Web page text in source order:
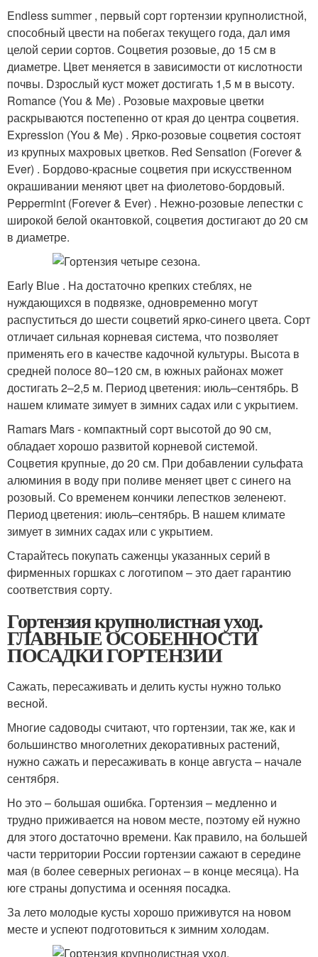
Endless summer , первый сорт гортензии крупнолистной,
способный цвести на побегах текущего года, дал имя
целой серии сортов. Cоцветия розовые, до 15 см в
диаметре. Цвет меняется в зависимости от кислотности
почвы. Dзрослый куст может достигать 1,5 м в высоту.
Romance (You & Me) . Розовые махровые цветки
раскрываются постепенно от края до центра соцветия.
Expression (You & Me) . Ярко-розовые соцветия состоят
из крупных махровых цветков. Red Sensation (Forever &
Ever) . Бордово-красные соцветия при искусственном
окрашивании меняют цвет на фиолетово-бордовый.
Peppermint (Forever & Ever) . Нежно-розовые лепестки с
широкой белой окантовкой, соцветия достигают до 20 см
в диаметре.
Early Blue . На достаточно крепких стеблях, не
нуждающихся в подвязке, одновременно могут
распуститься до шести соцветий ярко-синего цвета. Сорт
отличает сильная корневая система, что позволяет
применять его в качестве кадочной культуры. Высота в
средней полосе 80–120 см, в южных районах может
достигать 2–2,5 м. Период цветения: июль–сентябрь. В
нашем климате зимует в зимних садах или с укрытием.
Ramars Mars - компактный сорт высотой до 90 см,
обладает хорошо развитой корневой системой.
Соцветия крупные, до 20 см. При добавлении сульфата
алюминия в воду при поливе меняет цвет с синего на
розовый. Со временем кончики лепестков зеленеют.
Период цветения: июль–сентябрь. В нашем климате
зимует в зимних садах или с укрытием.
Старайтесь покупать саженцы указанных серий в
фирменных горшках с логотипом – это дает гарантию
соответствия сорту.
Гортензия крупнолистная уход.
ГЛАВНЫЕ ОСОБЕННОСТИ
ПОСАДКИ ГОРТЕНЗИИ
Сажать, пересаживать и делить кусты нужно только
весной.
Многие садоводы считают, что гортензии, так же, как и
большинство многолетних декоративных растений,
нужно сажать и пересаживать в конце августа – начале
сентября.
Но это – большая ошибка. Гортензия – медленно и
трудно приживается на новом месте, поэтому ей нужно
для этого достаточно времени. Как правило, на большей
части территории России гортензии сажают в середине
мая (в более северных регионах – в конце месяца). На
юге страны допустима и осенняя посадка.
За лето молодые кусты хорошо приживутся на новом
месте и успеют подготовиться к зимним холодам.